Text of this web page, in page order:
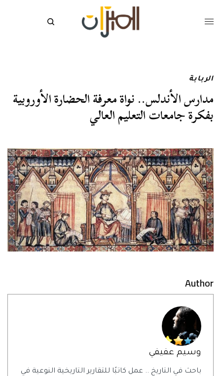
الربابة
مدارس الأندلس.. نواة معرفة الحضارة الأوروبية
بفكرة جامعات التعليم العالي
Author
وسيم عفيفي
باحث في التاريخ .. عمل كاتبًا للتقارير التاريخية النوعية في